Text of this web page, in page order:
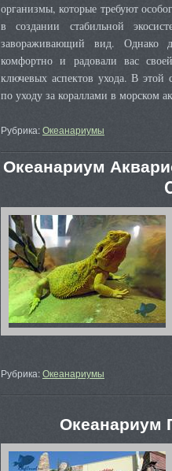
организмы, которые требуют
в создании стабильной
завораживающий вид. Однако
комфортно и радовали вас
ключевых аспектов ухода. В этой
по уходу за кораллами в морском
Рубрика:Океанариумы
Океанариум
Рубрика:Океанариумы
Океанариум